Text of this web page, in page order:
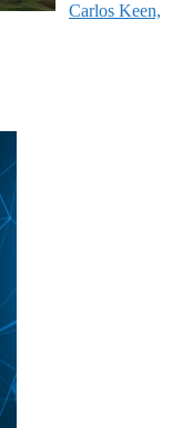
Carlos Keen,